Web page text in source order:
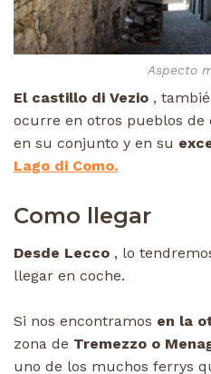
Aspecto
El castillo di Vezio ,
ocurre en otros pueblos de
en su conjunto y en su
Lago di Como.
Como llegar
Desde Lecco , lo
llegar en coche.
Si nos encontramos en la
zona de Tremezzo o
uno de los muchos ferrys